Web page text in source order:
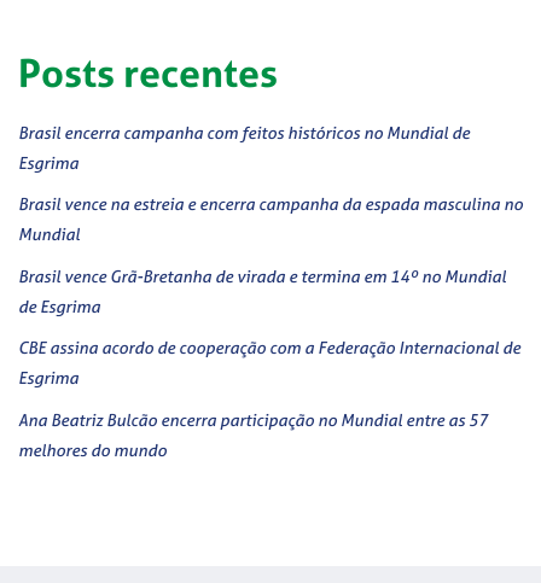
Posts recentes
Brasil encerra campanha com feitos históricos no Mundial de
Esgrima
Brasil vence na estreia e encerra campanha da espada masculina no
Mundial
Brasil vence Grã-Bretanha de virada e termina em 14º no Mundial
de Esgrima
CBE assina acordo de cooperação com a Federação Internacional de
Esgrima
Ana Beatriz Bulcão encerra participação no Mundial entre as 57
melhores do mundo